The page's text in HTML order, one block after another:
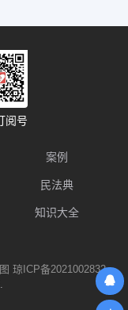
阅号
案例
民法典
知识大全
琼ICP备2021002832